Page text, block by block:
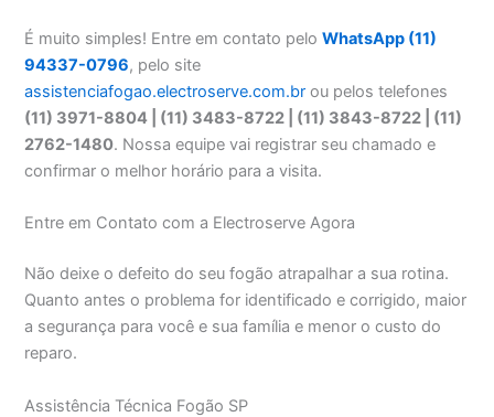
É muito simples! Entre em contato peloWhatsApp (11)
94337-0796, pelo site
assistenciafogao.electroserve.com.br ou pelos telefones
(11) 3971-8804 | (11) 3483-8722 | (11) 3843-8722 | (11)
2762-1480. Nossa equipe vai registrar seu chamado e
confirmar o melhor horário para a visita.
Entre em Contato com a Electroserve Agora
Não deixe o defeito do seu fogão atrapalhar a sua rotina.
Quanto antes o problema for identificado e corrigido, maior
a segurança para você e sua família e menor o custo do
reparo.
Assistência Técnica Fogão SP